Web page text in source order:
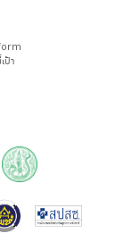
ป้า